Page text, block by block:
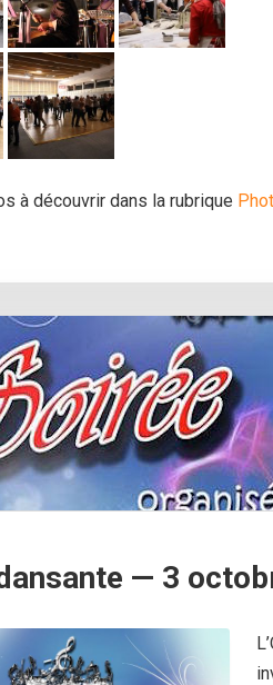
à découvrir dans la rubrique
— 3